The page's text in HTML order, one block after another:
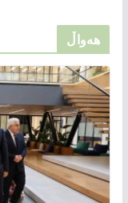
هەواڵ